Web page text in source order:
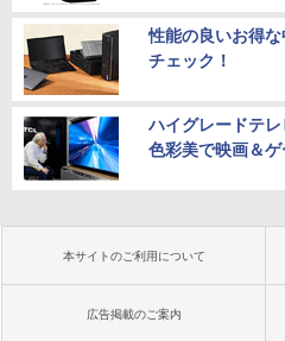
性能の良いお得
チェック！
ハイグレードテ
色彩美で映画＆
本サイトのご利用について
広告掲載のご案内